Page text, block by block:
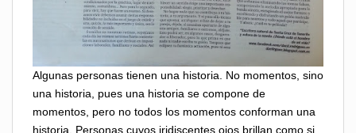
Algunas personas tienen una historia. No momentos, sino
una historia, pues una historia se compone de
momentos, pero no todos los momentos conforman una
historia. Personas cuyos iridiscentes ojos brillan como si